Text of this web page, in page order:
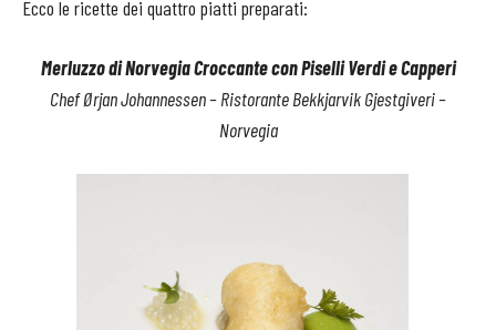
Ecco le ricette dei quattro piatti preparati:
Merluzzo di Norvegia Croccante con Piselli Verdi e Capperi
Chef Ørjan Johannessen – Ristorante Bekkjarvik Gjestgiveri –
Norvegia